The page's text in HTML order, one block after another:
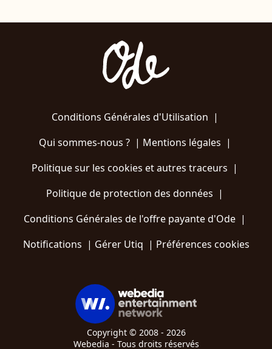
Conditions Générales d'Utilisation |
Qui sommes-nous ?| Mentions légales |
Politique sur les cookies et autres traceurs |
Politique de protection des données |
Conditions Générales de l'offre payante d'Ode |
Notifications | Gérer Utiq | Préférences cookies
Copyright © 2008 - 2026
Webedia - Tous droits réservés